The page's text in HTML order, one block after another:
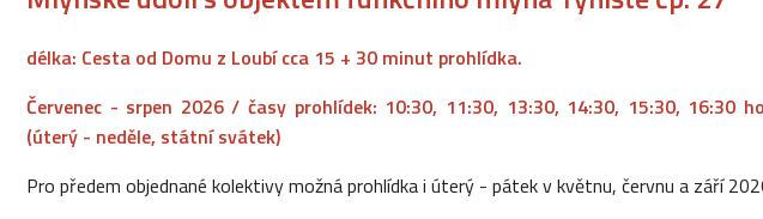
délka: Cesta od Domu z Loubí cca 15 + 30 minut prohlídka.
Červenec - srpen 2026 / časy prohlídek: 10:30, 11:30, 13:30, 14:30, 15:30, 16:30
(úterý - neděle, státní svátek)
Pro předem objednané kolektivy možná prohlídka i úterý - pátek v květnu, červnu a září